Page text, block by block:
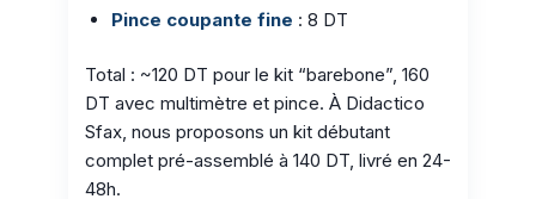
Pince coupante fine : 8 DT
Total : ~120 DT pour le kit “barebone”, 160
DT avec multimètre et pince. À Didactico
Sfax, nous proposons un kit débutant
complet pré-assemblé à 140 DT, livré en 24-
48h.